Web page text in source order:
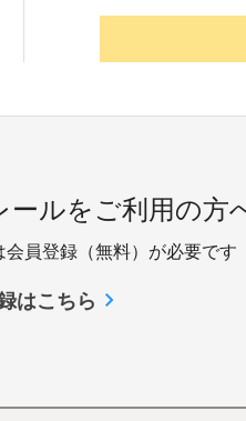
ルをご利用の方
員登録（無料）が必要です
はこちら